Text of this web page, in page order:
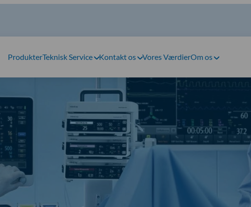
ProdukterTeknisk Service Kontakt os Vores VærdierOm os